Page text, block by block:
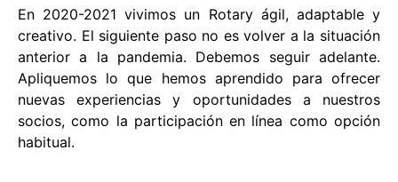
En 2020-2021 vivimos un Rotary ágil, adaptable y
creativo. El siguiente paso no es volver a la situación
anterior a la pandemia. Debemos seguir adelante.
Apliquemos lo que hemos aprendido para ofrecer
nuevas experiencias y oportunidades a nuestros
socios, como la participación en línea como opción
habitual.